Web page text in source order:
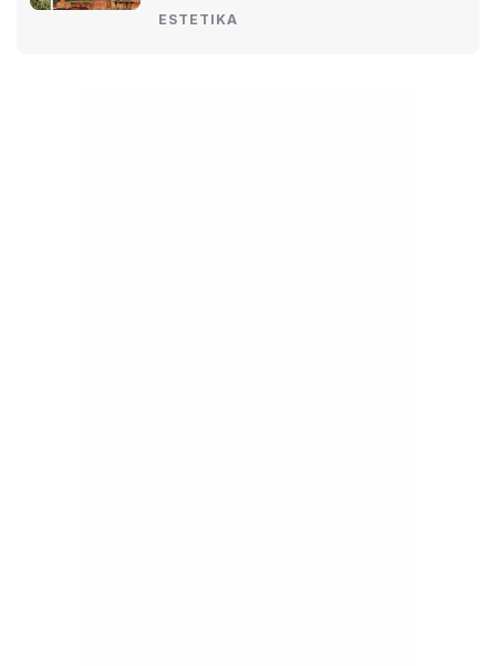
ESTETIKA